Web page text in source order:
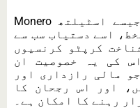
Monero کی رازداری کی خصوصیات، جیسے اسٹیلتھ
اسے دستیاب سب سے
کرپٹو کرنسیوں
کی یہ خصوصیت ان
مالی رازداری اور
اور اس رجحان کا
رہنے کا امکان ہے۔